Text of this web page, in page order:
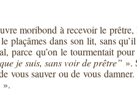
moribond à recevoir le
plaçâmes dans son lit, sans
parce qu’on le tourmentait
je suis, sans voir de prêtre” ».
vous sauver ou de vous
».